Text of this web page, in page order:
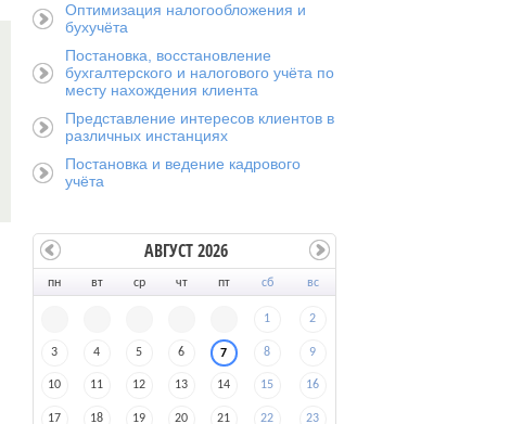
Оптимизация налогообложения и
бухучёта
Постановка, восстановление
бухгалтерского и налогового учёта по
месту нахождения клиента
Представление интересов клиентов в
различных инстанциях
Постановка и ведение кадрового
учёта
пн вт ср чт пт сб вс
1 2
3 4 5 6 7 8 9
10 11 12 13 14 15 16
17 18 19 20 21 22 23
АВГУСТ 2026